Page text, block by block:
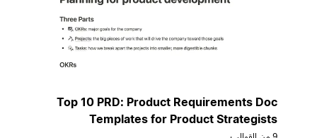
Top 10 PRD: Product Requirements Doc
Templates for Product Strategists